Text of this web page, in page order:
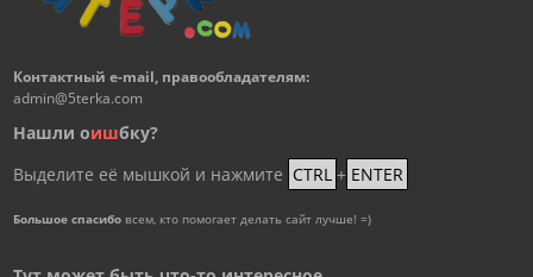
Контактный e-mail, правообладателям:
admin@5terka.com
Нашли оишбку?
Выделите её мышкой и нажмите CTRL + ENTER
Большое спасибовсем, кто помогает делать сайт лучше! =)